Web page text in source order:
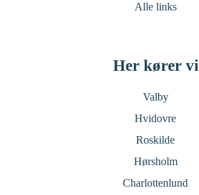
Alle links
Her kører vi
Valby
Hvidovre
Roskilde
Hørsholm
Charlottenlund